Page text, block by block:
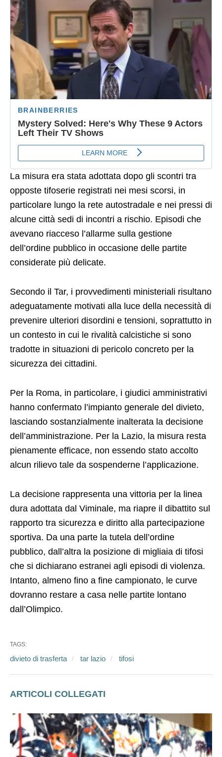
La misura era stata adottata dopo gli scontri tra
opposte tifoserie registrati nei mesi scorsi, in
particolare lungo la rete autostradale e nei pressi di
alcune città sedi di incontri a rischio. Episodi che
avevano riacceso l’allarme sulla gestione
dell’ordine pubblico in occasione delle partite
considerate più delicate.
Secondo il Tar, i provvedimenti ministeriali risultano
adeguatamente motivati alla luce della necessità di
prevenire ulteriori disordini e tensioni, soprattutto in
un contesto in cui le rivalità calcistiche si sono
tradotte in situazioni di pericolo concreto per la
sicurezza dei cittadini.
Per la Roma, in particolare, i giudici amministrativi
hanno confermato l’impianto generale del divieto,
lasciando sostanzialmente inalterata la decisione
dell’amministrazione. Per la Lazio, la misura resta
pienamente efficace, non essendo stato accolto
alcun rilievo tale da sospenderne l’applicazione.
La decisione rappresenta una vittoria per la linea
dura adottata dal Viminale, ma riapre il dibattito sul
rapporto tra sicurezza e diritto alla partecipazione
sportiva. Da una parte la tutela dell’ordine
pubblico, dall’altra la posizione di migliaia di tifosi
che si dichiarano estranei agli episodi di violenza.
Intanto, almeno fino a fine campionato, le curve
dovranno restare a casa nelle partite lontano
dall’Olimpico.
TAGS:
divieto di trasferta tar lazio tifosi
ARTICOLI COLLEGATI